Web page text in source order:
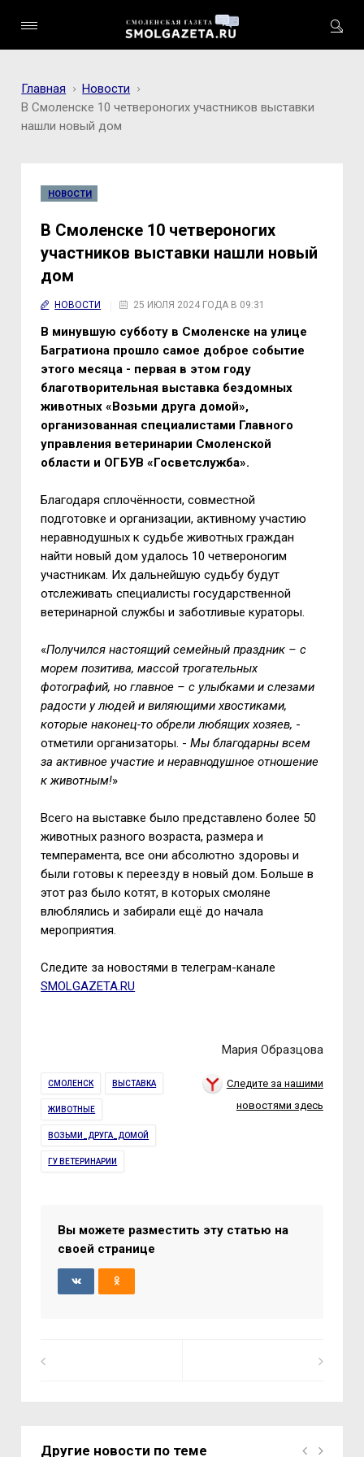
Главная
Новости
В Смоленске 10 четвероногих участников выставки
нашли новый дом
НОВОСТИ
В Смоленске 10 четвероногих
участников выставки нашли новый
дом
НОВОСТИ 25 ИЮЛЯ 2024 ГОДА В 09:31
В минувшую субботу в Смоленске на улице
Багратиона прошло самое доброе событие
этого месяца - первая в этом году
благотворительная выставка бездомных
животных «Возьми друга домой»,
организованная специалистами Главного
управления ветеринарии Смоленской
области и ОГБУВ «Госветслужба».
Благодаря сплочённости, совместной
подготовке и организации, активному участию
неравнодушных к судьбе животных граждан
найти новый дом удалось 10 четвероногим
участникам. Их дальнейшую судьбу будут
отслеживать специалисты государственной
ветеринарной службы и заботливые кураторы.
«Получился настоящий семейный праздник – с
морем позитива, массой трогательных
фотографий, но главное – с улыбками и слезами
радости у людей и виляющими хвостиками,
которые наконец-то обрели любящих хозяев, -
отметили организаторы. -Мы благодарны всем
за активное участие и неравнодушное отношение
к животным!»
Всего на выставке было представлено более 50
животных разного возраста, размера и
темперамента, все они абсолютно здоровы и
были готовы к переезду в новый дом. Больше в
этот раз было котят, в которых смоляне
влюблялись и забирали ещё до начала
мероприятия.
Следите за новостями в телеграм-канале
SMOLGAZETA.RU
Мария Образцова
СМОЛЕНСК ВЫСТАВКА
ЖИВОТНЫЕ
ВОЗЬМИ_ДРУГА_ДОМОЙ
ГУ ВЕТЕРИНАРИИ
Следите за нашими
новостями здесь
Вы можете разместить эту статью на
своей странице
Другие новости по теме